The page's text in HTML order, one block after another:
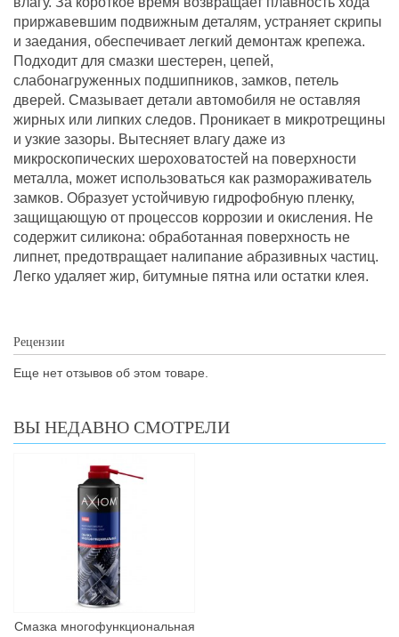
приржавевшим подвижным деталям, устраняет скрипы
и заедания, обеспечивает легкий демонтаж крепежа.
Подходит для смазки шестерен, цепей,
слабонагруженных подшипников, замков, петель
дверей. Смазывает детали автомобиля не оставляя
жирных или липких следов. Проникает в микротрещины
и узкие зазоры. Вытесняет влагу даже из
микроскопических шероховатостей на поверхности
металла, может использоваться как размораживатель
замков. Образует устойчивую гидрофобную пленку,
защищающую от процессов коррозии и окисления. Не
содержит силикона: обработанная поверхность не
липнет, предотвращает налипание абразивных частиц.
Легко удаляет жир, битумные пятна или остатки клея.
Рецензии
Еще нет отзывов об этом товаре.
ВЫ НЕДАВНО СМОТРЕЛИ
Смазка многофункциональная